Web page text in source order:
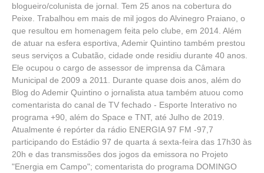
blogueiro/colunista de jornal. Tem 25 anos na cobertura do
Peixe. Trabalhou em mais de mil jogos do Alvinegro Praiano, o
que resultou em homenagem feita pelo clube, em 2014. Além
de atuar na esfera esportiva, Ademir Quintino também prestou
seus serviços a Cubatão, cidade onde residiu durante 40 anos.
Ele ocupou o cargo de assessor de imprensa da Câmara
Municipal de 2009 a 2011. Durante quase dois anos, além do
Blog do Ademir Quintino o jornalista atua também atuou como
comentarista do canal de TV fechado - Esporte Interativo no
programa +90, além do Space e TNT, até Julho de 2019.
Atualmente é repórter da rádio ENERGIA 97 FM -97,7
participando do Estádio 97 de quarta á sexta-feira das 17h30 às
20h e das transmissões dos jogos da emissora no Projeto
"Energia em Campo"; comentarista do programa DOMINGO